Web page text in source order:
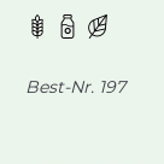
Stücke,
Best-Nr. 197